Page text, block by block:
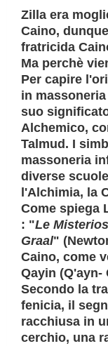
Zilla era
Caino, dunque
fratricida
Ma perchè
Per capire
in
suo
Alchemico,
Talmud. I
massoneria
diverse
l'Alchimia, la
Come spiega
: "Le
Graal"
Caino, come
Qayin (Q'ayn-
Secondo la
fenicia, il
racchiusa in
cerchio, una